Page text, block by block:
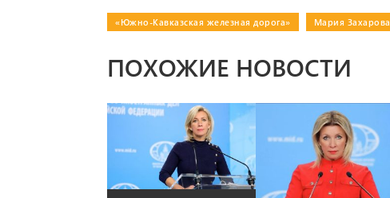
«Южно-Кавказская железная дорога» Мария Захарова
ПОХОЖИЕ НОВОСТИ